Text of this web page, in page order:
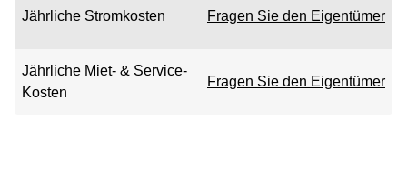
Jährliche Stromkosten Fragen Sie den Eigentümer
Jährliche Miet- & Service-
Kosten
Fragen Sie den Eigentümer